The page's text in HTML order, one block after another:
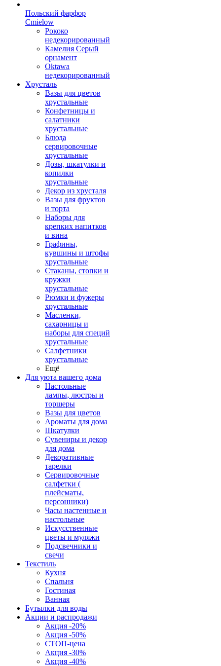
Польский фарфор
Сmielow
Рококо
недекорированный
Камелия Серый
орнамент
Oktawa
недекорированный
Хрусталь
Вазы для цветов
хрустальные
Конфетницы и
салатники
хрустальные
Блюда
сервировочные
хрустальные
Дозы, шкатулки и
копилки
хрустальные
Декор из хрусталя
Вазы для фруктов
и торта
Наборы для
крепких напитков
и вина
Графины,
кувшины и штофы
хрустальные
Стаканы, стопки и
кружки
хрустальные
Рюмки и фужеры
хрустальные
Масленки,
сахарницы и
наборы для специй
хрустальные
Салфетники
хрустальные
Ещё
Для уюта вашего дома
Настольные
лампы, люстры и
торшеры
Вазы для цветов
Ароматы для дома
Шкатулки
Сувениры и декор
для дома
Декоративные
тарелки
Сервировочные
салфетки (
плейсматы,
персонники)
Часы настенные и
настольные
Искусственные
цветы и муляжи
Подсвечники и
свечи
Текстиль
Кухня
Спальня
Гостиная
Ванная
Бутылки для воды
Акции и распродажи
Акция -20%
Акция -50%
СТОП-цена
Акция -30%
Акция -40%